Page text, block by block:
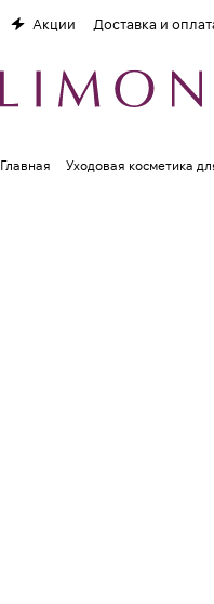
Акции Доставка и
Главная Уходовая косметика